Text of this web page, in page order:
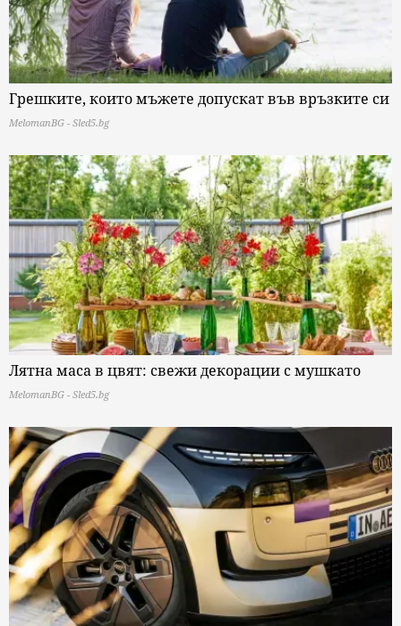
Грешките, които мъжете допускат във връзките си
MelomanBG - Sled5.bg
Лятна маса в цвят: свежи декорации с мушкато
MelomanBG - Sled5.bg